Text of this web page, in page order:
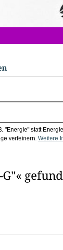
"Energie" statt
verfeinern. Weitere